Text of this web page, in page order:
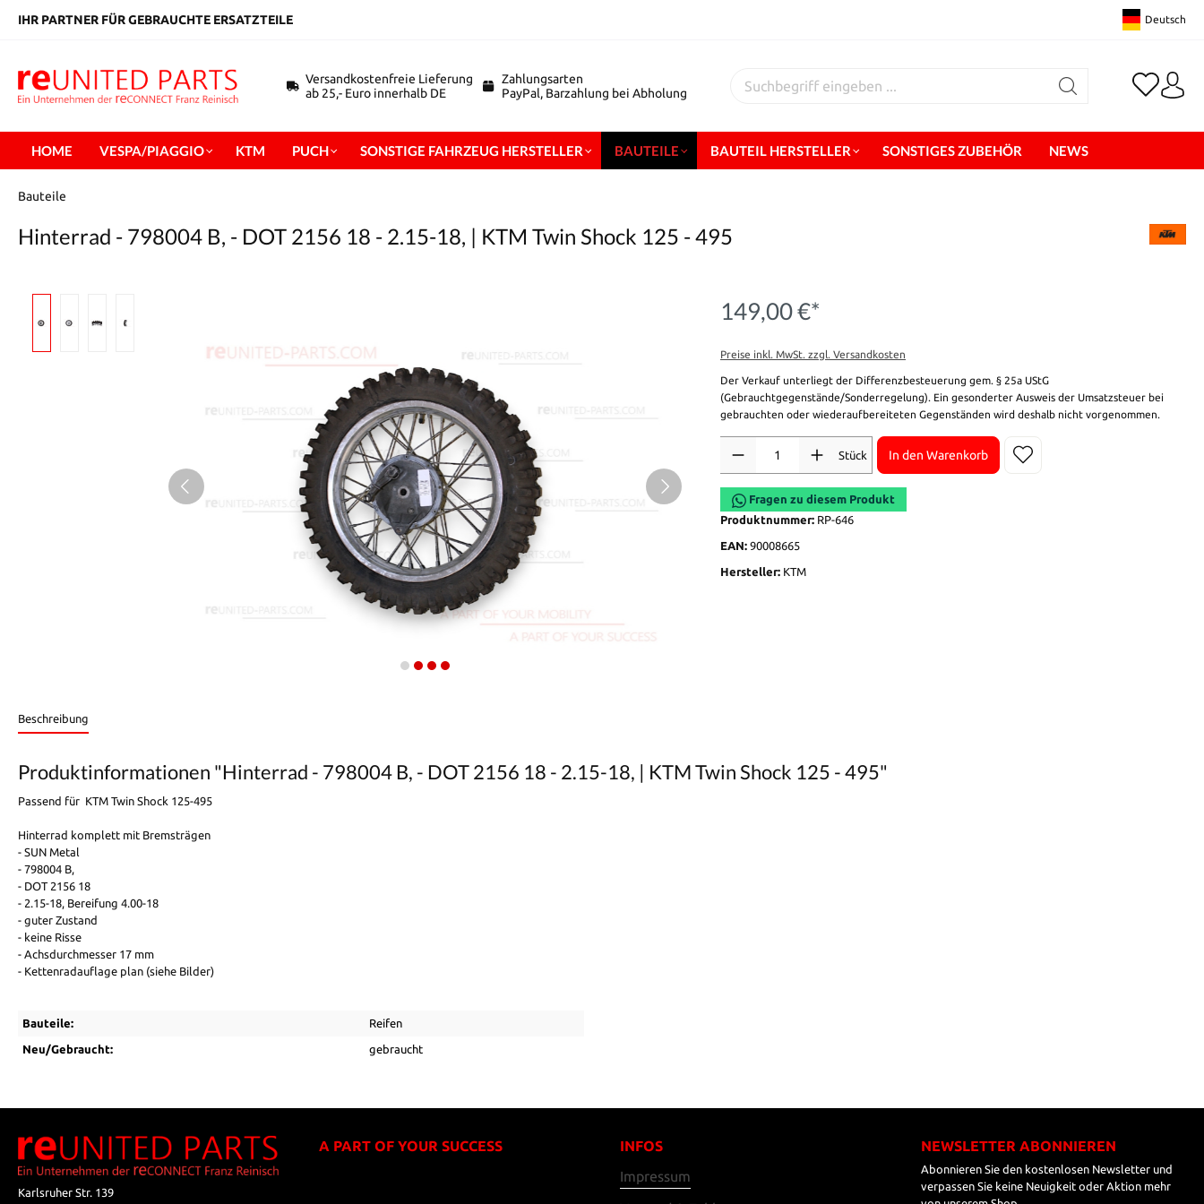
springen
IHR PARTNER FÜR GEBRAUCHTE ERSATZTEILE Deutsch
Versandkostenfreie Lieferung
ab 25,- Euro innerhalb DE
Zahlungsarten
PayPal, Barzahlung bei Abholung
HOME VESPA/PIAGGIO KTM PUCH SONSTIGE FAHRZEUG HERSTELLER BAUTEILE BAUTEIL HERSTELLER SONSTIGES ZUBEHÖR NEWS
Bauteile
Hinterrad - 798004 B, - DOT 2156 18 - 2.15-18, | KTM Twin Shock 125 - 495
149,00 €*
Preise inkl. MwSt. zzgl. Versandkosten
Der Verkauf unterliegt der Differenzbesteuerung gem. § 25a UStG
(Gebrauchtgegenstände/Sonderregelung). Ein gesonderter Ausweis der Umsatzsteuer bei
gebrauchten oder wiederaufbereiteten Gegenständen wird deshalb nicht vorgenommen.
Stück
In den Warenkorb
Fragen zu diesem Produkt
Produktnummer: RP-646
EAN: 90008665
Hersteller: KTM
Beschreibung
Produktinformationen "Hinterrad - 798004 B, - DOT 2156 18 - 2.15-18, | KTM Twin Shock 125 - 495"
Passend für KTM Twin Shock 125-495
Hinterrad komplett mit Bremsträgen
- SUN Metal
- 798004 B,
- DOT 2156 18
- 2.15-18, Bereifung 4.00-18
- guter Zustand
- keine Risse
- Achsdurchmesser 17 mm
- Kettenradauflage plan (siehe Bilder)
Bauteile: Reifen
Neu/Gebraucht: gebraucht
Karlsruher Str. 139
A PART OF YOUR SUCCESS
INFOS
Impressum
NEWSLETTER ABONNIEREN
Abonnieren Sie den kostenlosen Newsletter und
verpassen Sie keine Neuigkeit oder Aktion mehr